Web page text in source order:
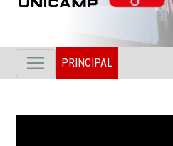
PRINCIPAL